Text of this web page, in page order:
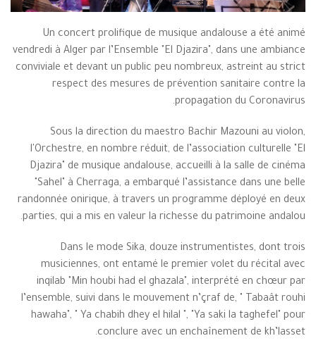
Un concert prolifique de musique andalouse a été animé
vendredi à Alger par l’Ensemble "El Djazira", dans une ambiance
conviviale et devant un public peu nombreux, astreint au strict
respect des mesures de prévention sanitaire contre la
propagation du Coronavirus.
Sous la direction du maestro Bachir Mazouni au violon,
l'Orchestre, en nombre réduit, de l’association culturelle "El
Djazira" de musique andalouse, accueilli à la salle de cinéma
"Sahel" à Cherraga, a embarqué l’assistance dans une belle
randonnée onirique, à travers un programme déployé en deux
parties, qui a mis en valeur la richesse du patrimoine andalou.
Dans le mode Sika, douze instrumentistes, dont trois
musiciennes, ont entamé le premier volet du récital avec
inqilab "Min houbi had el ghazala", interprété en chœur par
l’ensemble, suivi dans le mouvement n’çraf de, " Tabaât rouhi
hawaha", " Ya chabih dhey el hilal ", "Ya saki la taghefel" pour
conclure avec un enchaînement de kh’lasset.